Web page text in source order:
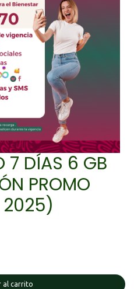
7 DÍAS 6 GB
PROMO
2025)
al carrito